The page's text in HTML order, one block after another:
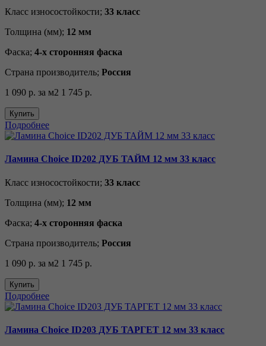
Класс износостойкости; 33 класс
Толщина (мм); 12 мм
Фаска; 4-х сторонняя фаска
Страна производитель; Россия
1 090 р. за м2 1 745 р.
Купить
Подробнее
Ламина Choice ID202 ДУБ ТАЙМ 12 мм 33 класс
Класс износостойкости; 33 класс
Толщина (мм); 12 мм
Фаска; 4-х сторонняя фаска
Страна производитель; Россия
1 090 р. за м2 1 745 р.
Купить
Подробнее
Ламина Choice ID203 ДУБ ТАРГЕТ 12 мм 33 класс